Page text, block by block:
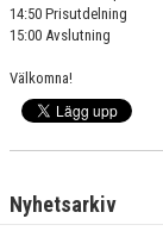
14:50 Prisutdelning
15:00 Avslutning
Välkomna!
Nyhetsarkiv